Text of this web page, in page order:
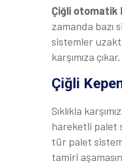
Çiğli otomatik
zamanda bazı
sistemler
karşımıza
Çiğli
Sıklıkla
hareketli palet
tür palet
tamiri